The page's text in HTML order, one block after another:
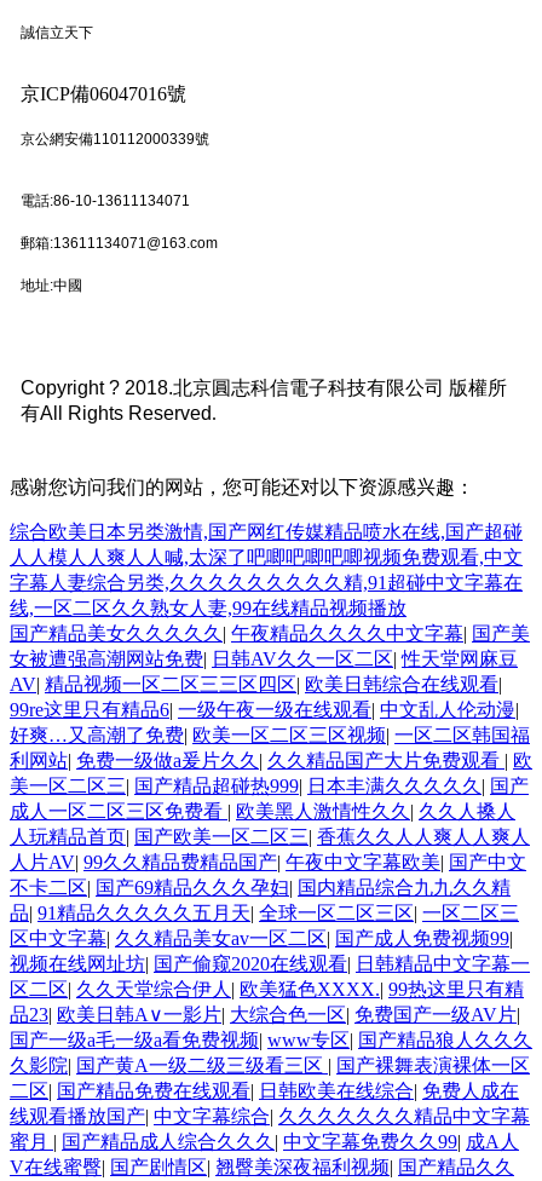
誠信立天下
京ICP備06047016號
京公網安備110112000339號
電話:86-10-13611134071
郵箱:13611134071@163.com
地址:中國
Copyright ? 2018.北京圓志科信電子科技有限公司 版權所
有All Rights Reserved.
感谢您访问我们的网站，您可能还对以下资源感兴趣：
综合欧美日本另类激情,国产网红传媒精品喷水在线,国产超碰
人人模人人爽人人喊,太深了吧唧吧唧吧唧视频免费观看,中文
字幕人妻综合另类,久久久久久久久久久精,91超碰中文字幕在
线,一区二区久久熟女人妻,99在线精品视频播放
国产精品美女久久久久久 | 午夜精品久久久久中文字幕| 国产美
女被遭强高潮网站免费| 日韩AV久久一区二区|性天堂网麻豆
AV| 精品视频一区二区三三区四区| 欧美日韩综合在线观看|
99re这里只有精品6| 一级午夜一级在线观看| 中文乱人伦动漫|
好爽…又高潮了免费| 欧美一区二区三区视频| 一区二区韩国福
利网站| 免费一级做a爰片久久 | 久久精品国产大片免费观看 | 欧
美一区二区三| 国产精品超碰热999| 日本丰满久久久久久 | 国产
成人一区二区三区免费看 | 欧美黑人激情性久久 | 久久人搡人
人玩精品首页| 国产欧美一区二区三| 香蕉久久人人爽人人爽人
人片AV| 99久久精品费精品国产| 午夜中文字幕欧美| 国产中文
不卡二区| 国产69精品久久久孕妇| 国内精品综合九九久久精
品| 91精品久久久久久五月天| 全球一区二区三区| 一区二区三
区中文字幕| 久久精品美女av一区二区| 国产成人免费视频99|
视频在线网址坊| 国产偷窥2020在线观看| 日韩精品中文字幕一
区二区| 久久天堂综合伊人 | 欧美猛色XXXX.| 99热这里只有精
品23| 欧美日韩A∨一影片| 大综合色一区| 免费国产一级AV片|
国产一级a毛一级a看免费视频| www专区| 国产精品狼人久久久
久影院| 国产黄A一级二级三级看三区 | 国产裸舞表演裸体一区
二区| 国产精品免费在线观看| 日韩欧美在线综合| 免费人成在
线观看播放国产| 中文字幕综合| 久久久久久久久精品中文字幕
蜜月 | 国产精品成人综合久久久 | 中文字幕免费久久99| 成A人
V在线蜜臀| 国产剧情区| 翘臀美深夜福利视频| 国产精品久久